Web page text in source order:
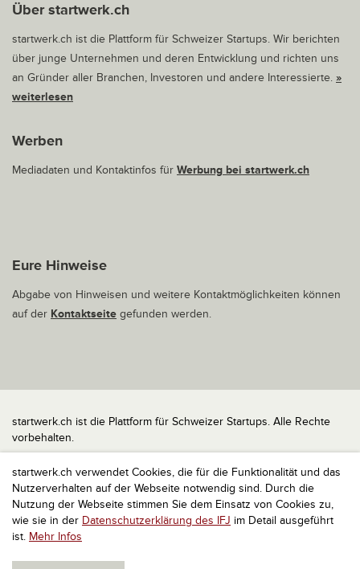
startwerk.ch verwendet Cookies, die für die Funktionalität und das
Nutzerverhalten auf der Webseite notwendig sind. Durch die
Nutzung der Webseite stimmen Sie dem Einsatz von Cookies zu,
wie sie in der Datenschutzerklärung des IFJ im Detail ausgeführt
ist. Mehr Infos
Über startwerk.ch
startwerk.ch ist die Plattform für Schweizer Startups. Wir berichten
über junge Unternehmen und deren Entwicklung und richten uns
an Gründer aller Branchen, Investoren und andere Interessierte. »
weiterlesen
Werben
Mediadaten und Kontaktinfos für Werbung bei startwerk.ch
Eure Hinweise
Abgabe von Hinweisen und weitere Kontaktmöglichkeiten können
auf der Kontaktseite gefunden werden.
startwerk.ch ist die Plattform für Schweizer Startups. Alle Rechte
vorbehalten.
Impressum
Kontakt
nach oben